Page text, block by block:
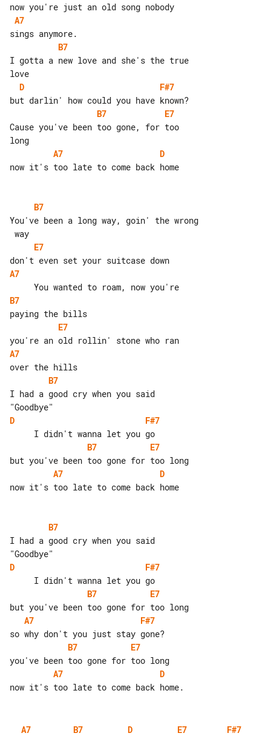
A7
B7
I gotta a new love and she's the true
D
F#7
B7
E7
Cause you've been too gone, for too
A7
D
now it's too late to come back home
B7
You've been a long way, goin' the wrong
E7
A7
B7
E7
A7
B7
I had a good cry when you said
D
F#7
B7
E7
A7
D
now it's too late to come back home
B7
I had a good cry when you said
D
F#7
B7
E7
A7
F#7
B7
E7
A7
D
A7 B7 D E7 F#7